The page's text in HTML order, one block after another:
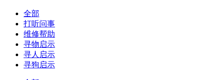
全部
打听问事
维修帮助
寻物启示
寻人启示
寻狗启示